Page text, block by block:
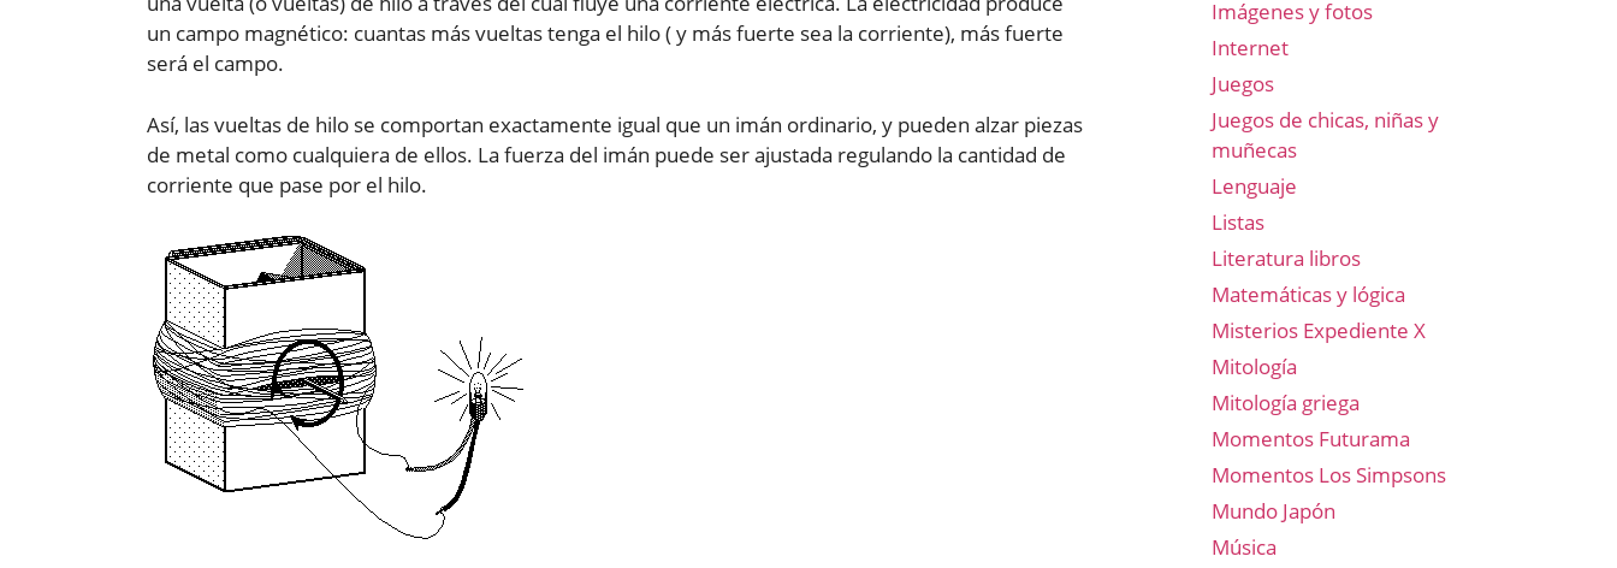
un campo magnético: cuantas más vueltas tenga el hilo ( y más fuerte sea la corriente), más fuerte
será el campo.
Así, las vueltas de hilo se comportan exactamente igual que un imán ordinario, y pueden alzar piezas
de metal como cualquiera de ellos. La fuerza del imán puede ser ajustada regulando la cantidad de
corriente que pase por el hilo.
Imágenes y fotos
Internet
Juegos
Juegos de chicas, niñas y
muñecas
Lenguaje
Listas
Literatura libros
Matemáticas y lógica
Misterios Expediente X
Mitología
Mitología griega
Momentos Futurama
Momentos Los Simpsons
Mundo Japón
Música